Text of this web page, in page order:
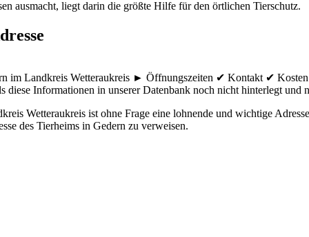
ausmacht, liegt darin die größte Hilfe für den örtlichen Tierschutz.
im Landkreis Wetteraukreis ► Öffnungszeiten ✔ Kontakt ✔
diese Informationen in unserer Datenbank noch nicht hinterlegt und
Wetteraukreis ist ohne Frage eine lohnende und wichtige
des Tierheims in Gedern zu verweisen.